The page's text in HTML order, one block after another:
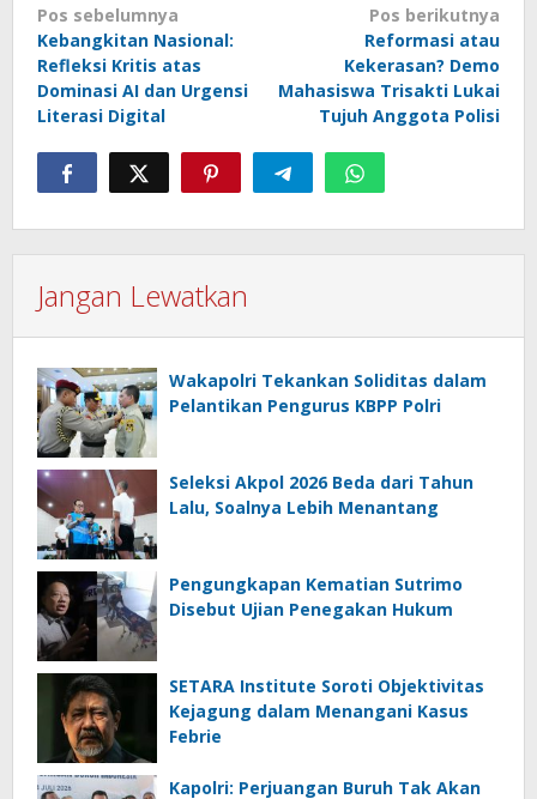
Navigasi
pos
Pos sebelumnya
Kebangkitan Nasional:
Refleksi Kritis atas
Dominasi AI dan Urgensi
Literasi Digital
Pos berikutnya
Reformasi atau
Kekerasan? Demo
Mahasiswa Trisakti Lukai
Tujuh Anggota Polisi
Jangan Lewatkan
Wakapolri Tekankan Soliditas dalam
Pelantikan Pengurus KBPP Polri
Seleksi Akpol 2026 Beda dari Tahun
Lalu, Soalnya Lebih Menantang
Pengungkapan Kematian Sutrimo
Disebut Ujian Penegakan Hukum
SETARA Institute Soroti Objektivitas
Kejagung dalam Menangani Kasus
Febrie
Kapolri: Perjuangan Buruh Tak Akan